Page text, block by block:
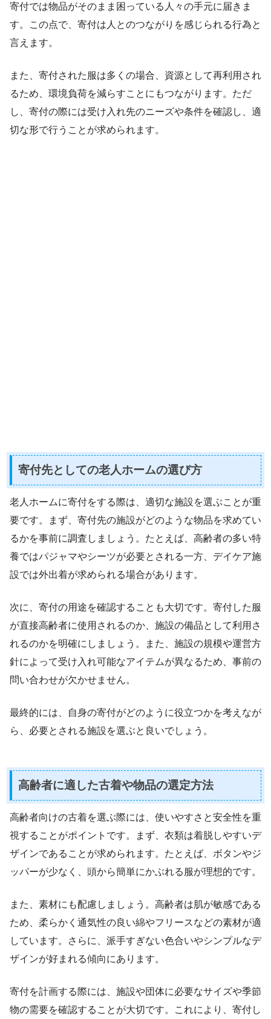
寄付では物品がそのまま困っている人々の手元に届きま
す。この点で、寄付は人とのつながりを感じられる行為と
言えます。
また、寄付された服は多くの場合、資源として再利用され
るため、環境負荷を減らすことにもつながります。ただ
し、寄付の際には受け入れ先のニーズや条件を確認し、適
切な形で行うことが求められます。
寄付先としての老人ホームの選び方
老人ホームに寄付をする際は、適切な施設を選ぶことが重
要です。まず、寄付先の施設がどのような物品を求めてい
るかを事前に調査しましょう。たとえば、高齢者の多い特
養ではパジャマやシーツが必要とされる一方、デイケア施
設では外出着が求められる場合があります。
次に、寄付の用途を確認することも大切です。寄付した服
が直接高齢者に使用されるのか、施設の備品として利用さ
れるのかを明確にしましょう。また、施設の規模や運営方
針によって受け入れ可能なアイテムが異なるため、事前の
問い合わせが欠かせません。
最終的には、自身の寄付がどのように役立つかを考えなが
ら、必要とされる施設を選ぶと良いでしょう。
高齢者に適した古着や物品の選定方法
高齢者向けの古着を選ぶ際には、使いやすさと安全性を重
視することがポイントです。まず、衣類は着脱しやすいデ
ザインであることが求められます。たとえば、ボタンやジ
ッパーが少なく、頭から簡単にかぶれる服が理想的です。
また、素材にも配慮しましょう。高齢者は肌が敏感である
ため、柔らかく通気性の良い綿やフリースなどの素材が適
しています。さらに、派手すぎない色合いやシンプルなデ
ザインが好まれる傾向にあります。
寄付を計画する際には、施設や団体に必要なサイズや季節
物の需要を確認することが大切です。これにより、寄付し